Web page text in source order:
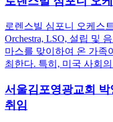
로렌스빌 심포니 오케스
Orchestra, LSO, 설립 및
마스를 맞이하여 온 가족
최한다. 특히, 미국 사회
서울김포영광교회
취임